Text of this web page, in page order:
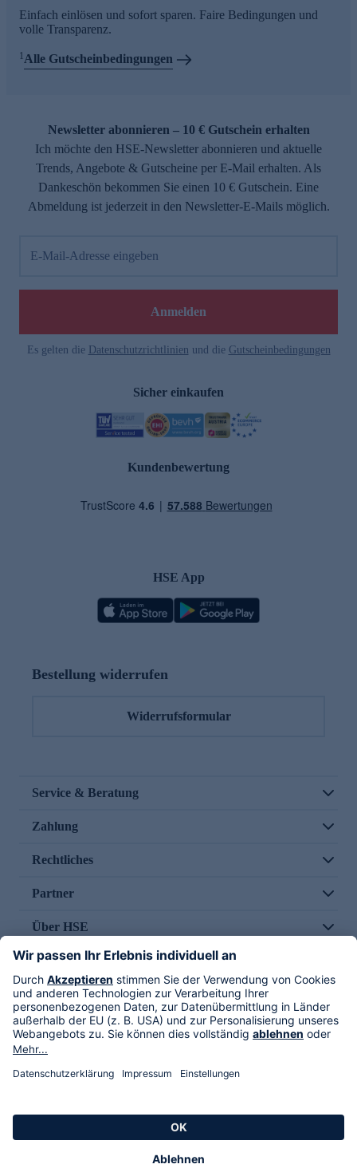
Einfach einlösen und sofort sparen. Faire Bedingungen und
volle Transparenz.
1Alle Gutscheinbedingungen
Newsletter abonnieren – 10 € Gutschein erhalten
Ich möchte den HSE-Newsletter abonnieren und aktuelle
Trends, Angebote & Gutscheine per E-Mail erhalten. Als
Dankeschön bekommen Sie einen 10 € Gutschein. Eine
Abmeldung ist jederzeit in den Newsletter-E-Mails möglich.
E-Mail-Adresse eingeben
Anmelden
Es gelten die Datenschutzrichtlinien und die Gutscheinbedingungen
Sicher einkaufen
Kundenbewertung
HSE App
Bestellung widerrufen
Widerrufsformular
Service & Beratung
Zahlung
Rechtliches
Partner
Über HSE
Im TV
HSE International